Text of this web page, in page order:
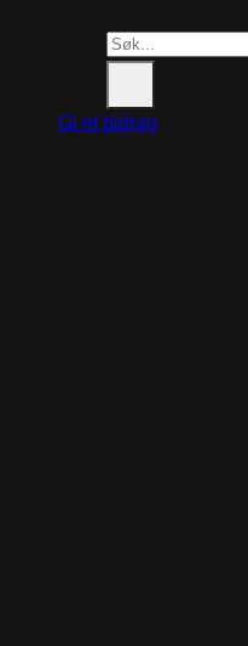
Search
for:
Gi et bidrag